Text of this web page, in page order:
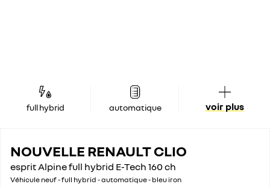
full hybrid automatique voir plus
NOUVELLE RENAULT CLIO
esprit Alpine full hybrid E-Tech 160 ch
Véhicule neuf - full hybrid - automatique - bleu iron